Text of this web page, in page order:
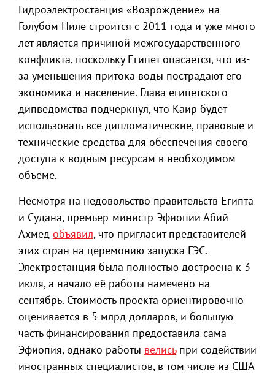
Гидроэлектростанция «Возрождение» на
Голубом Ниле строится с 2011 года и уже много
лет является причиной межгосударственного
конфликта, поскольку Египет опасается, что из-
за уменьшения притока воды пострадают его
экономика и население. Глава египетского
дипведомства подчеркнул, что Каир будет
использовать все дипломатические, правовые и
технические средства для обеспечения своего
доступа к водным ресурсам в необходимом
объёме.
Несмотря на недовольство правительств Египта
и Судана, премьер-министр Эфиопии Абий
Ахмед объявил, что пригласит представителей
этих стран на церемонию запуска ГЭС.
Электростанция была полностью достроена к 3
июля, а начало её работы намечено на
сентябрь. Стоимость проекта ориентировочно
оценивается в 5 млрд долларов, и большую
часть финансирования предоставила сама
Эфиопия, однако работы велисьпри содействии
иностранных специалистов, в том числе из США